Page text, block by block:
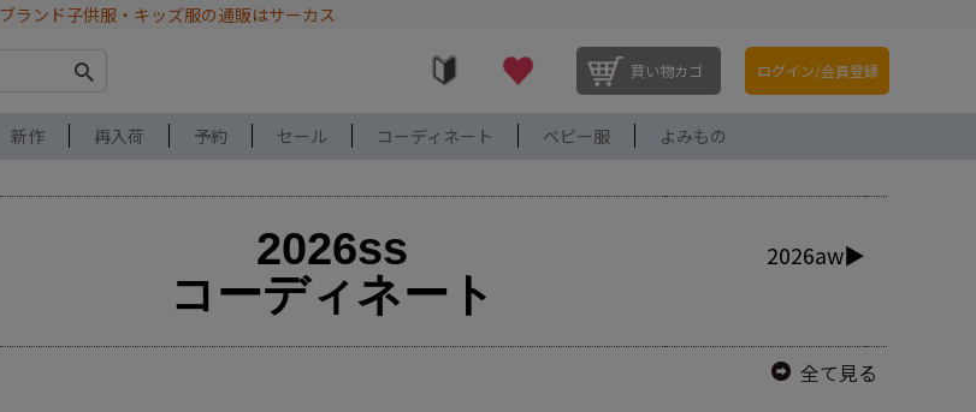
ブランド子供服・キッズ服の通販はサーカス
買い物カゴ ログイン/会員登録
新作 再入荷 予約 セール コーディネート ベビー服 よみもの
2026ss
コーディネート
2026aw▶
全て見る